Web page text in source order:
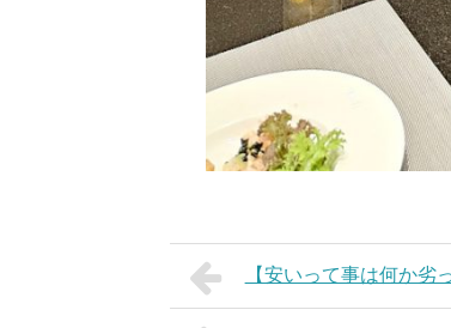
【安いって事は何か劣